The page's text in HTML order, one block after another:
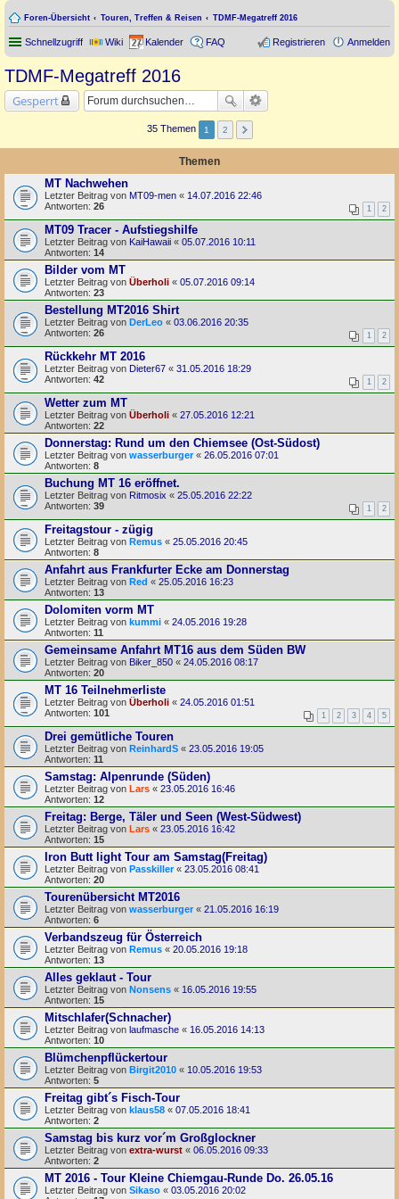
Foren-Übersicht Touren, Treffen & Reisen TDMF-Megatreff 2016
Schnellzugriff Wiki Kalender FAQ Anmelden
Registrieren
TDMF-Megatreff 2016
Gesperrt
35 Themen 1 2
Themen
MT Nachwehen
Letzter Beitrag von MT09-men « 14.07.2016 22:46
Antworten: 26 1 2
MT09 Tracer - Aufstiegshilfe
Letzter Beitrag von KaiHawaii « 05.07.2016 10:11
Antworten: 14
Bilder vom MT
Letzter Beitrag von Überholi « 05.07.2016 09:14
Antworten: 23
Bestellung MT2016 Shirt
Letzter Beitrag von DerLeo « 03.06.2016 20:35
Antworten: 26 1 2
Rückkehr MT 2016
Letzter Beitrag von Dieter67 « 31.05.2016 18:29
Antworten: 42 1 2
Wetter zum MT
Letzter Beitrag von Überholi « 27.05.2016 12:21
Antworten: 22
Donnerstag: Rund um den Chiemsee (Ost-Südost)
Letzter Beitrag von wasserburger« 26.05.2016 07:01
Antworten: 8
Buchung MT 16 eröffnet.
Letzter Beitrag von Ritmosix « 25.05.2016 22:22
Antworten: 39 1 2
Freitagstour - zügig
Letzter Beitrag von Remus « 25.05.2016 20:45
Antworten: 8
Anfahrt aus Frankfurter Ecke am Donnerstag
Letzter Beitrag von Red « 25.05.2016 16:23
Antworten: 13
Dolomiten vorm MT
Letzter Beitrag von kummi « 24.05.2016 19:28
Antworten: 11
Gemeinsame Anfahrt MT16 aus dem Süden BW
Letzter Beitrag von Biker_850 « 24.05.2016 08:17
Antworten: 20
MT 16 Teilnehmerliste
Letzter Beitrag von Überholi « 24.05.2016 01:51
Antworten: 101 1 2 3 4 5
Drei gemütliche Touren
Letzter Beitrag von ReinhardS « 23.05.2016 19:05
Antworten: 11
Samstag: Alpenrunde (Süden)
Letzter Beitrag von Lars « 23.05.2016 16:46
Antworten: 12
Freitag: Berge, Täler und Seen (West-Südwest)
Letzter Beitrag von Lars « 23.05.2016 16:42
Antworten: 15
Iron Butt light Tour am Samstag(Freitag)
Letzter Beitrag von Passkiller« 23.05.2016 08:41
Antworten: 20
Tourenübersicht MT2016
Letzter Beitrag von wasserburger « 21.05.2016 16:19
Antworten: 6
Verbandszeug für Österreich
Letzter Beitrag von Remus « 20.05.2016 19:18
Antworten: 13
Alles geklaut - Tour
Letzter Beitrag von Nonsens « 16.05.2016 19:55
Antworten: 15
Mitschlafer(Schnacher)
Letzter Beitrag von laufmasche « 16.05.2016 14:13
Antworten: 10
Blümchenpflückertour
Letzter Beitrag von Birgit2010 « 10.05.2016 19:53
Antworten: 5
Freitag gibt´s Fisch-Tour
Letzter Beitrag von klaus58 « 07.05.2016 18:41
Antworten: 2
Samstag bis kurz vor´m Großglockner
Letzter Beitrag von extra-wurst « 06.05.2016 09:33
Antworten: 2
MT 2016 - Tour Kleine Chiemgau-Runde Do. 26.05.16
Letzter Beitrag von Sikaso « 03.05.2016 20:02